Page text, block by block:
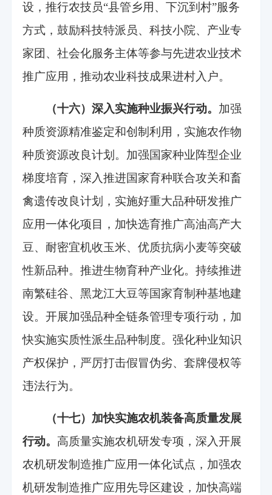
设，推行农技员“县管乡用、下沉到村”服务
方式，鼓励科技特派员、科技小院、产业专
家团、社会化服务主体等参与先进农业技术
推广应用，推动农业科技成果进村入户。
（十六）深入实施种业振兴行动。 加强
种质资源精准鉴定和创制利用，实施农作物
种质资源改良计划。加强国家种业阵型企业
梯度培育，深入推进国家育种联合攻关和畜
禽遗传改良计划，实施好重大品种研发推广
应用一体化项目，加快选育推广高油高产大
豆、耐密宜机收玉米、优质抗病小麦等突破
性新品种。推进生物育种产业化。持续推进
南繁硅谷、黑龙江大豆等国家育制种基地建
设。开展加强品种全链条管理专项行动，加
快实施实质性派生品种制度。强化种业知识
产权保护，严厉打击假冒伪劣、套牌侵权等
违法行为。
（十七）加快实施农机装备高质量发展
行动。 高质量实施农机研发专项，深入开展
农机研发制造推广应用一体化试点，加强农
机研发制造推广应用先导区建设，加快高端